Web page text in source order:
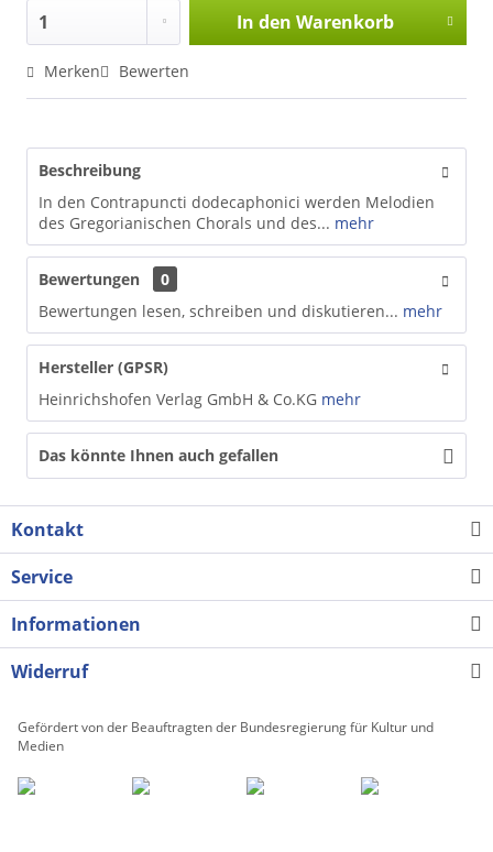
In den Warenkorb
Merken Bewerten
Beschreibung
In den Contrapuncti dodecaphonici werden Melodien
des Gregorianischen Chorals und des... mehr
Bewertungen
0
Bewertungen lesen, schreiben und diskutieren... mehr
Hersteller (GPSR)
Heinrichshofen Verlag GmbH & Co.KG mehr
Das könnte Ihnen auch gefallen
Kontakt
Service
Informationen
Widerruf
Gefördert von der Beauftragten der Bundesregierung für Kultur und
Medien